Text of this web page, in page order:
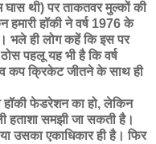
थी) पर ताकतवर मुल्कों की
हॉकी ने वर्ष 1976 के
भले ही लोग कहें कि इस पर
पहलू यह भी है कि वर्ष
कप क्रिकेट जीतने के साथ ही
हॉकी फेडरेशन का हो, लेकिन
हताशा समझी जा सकती है।
उसका एकाधिकार ही है। फिर